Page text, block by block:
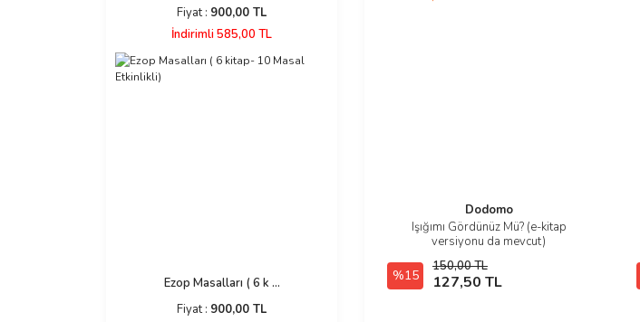
Fiyat : 900,00 TL
İndirimli 585,00 TL
Ezop Masalları ( 6 k ...
Fiyat : 900,00 TL
Dodomo
Işığımı Gördünüz Mü? (e-kitap
versiyonu da mevcut)
%15
150,00 TL
127,50 TL
İncele
E-Kitap SATIN AL